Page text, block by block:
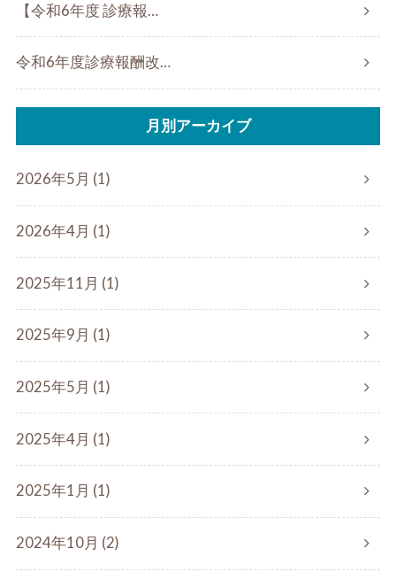
【令和6年度 診療報…
令和6年度診療報酬改…
月別アーカイブ
2026年5月 (1)
2026年4月 (1)
2025年11月 (1)
2025年9月 (1)
2025年5月 (1)
2025年4月 (1)
2025年1月 (1)
2024年10月 (2)